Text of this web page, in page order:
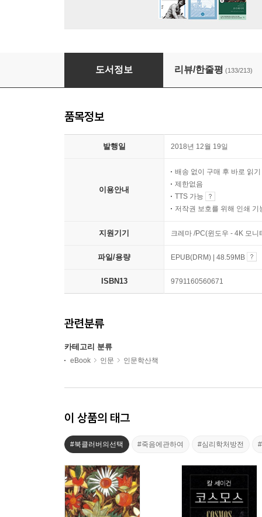
아침에는 죽음을 생각하는 것이 좋다
도서정보 리뷰/한줄평 (133/213)
품목정보
발행일 2018년 12월 19일
이용안내
배송 없이 구매 후 바로 읽기
제한없음
TTS 가능
저작권 보호를 위해 인쇄 기
지원기기 크레마 /PC(윈도우 - 4K 모
파일/용량 EPUB(DRM) | 48.59MB
ISBN13 9791160560671
관련분류
카테고리 분류
eBook 인문 인문학산책
이 상품의 태그
#북클러버의선택 #죽음에관하여 #심리학처방전